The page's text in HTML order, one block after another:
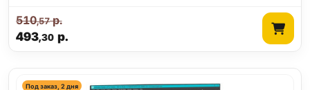
493,30р.
510,57р.
Под заказ, 2 дня